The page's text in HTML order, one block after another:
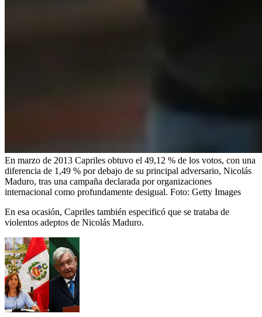
En marzo de 2013 Capriles obtuvo el 49,12 % de los votos, con una
diferencia de 1,49 % por debajo de su principal adversario, Nicolás
Maduro, tras una campaña declarada por organizaciones
internacional como profundamente desigual. Foto: Getty Images
En esa ocasión, Capriles también especificó que se trataba de
violentos adeptos de Nicolás Maduro.